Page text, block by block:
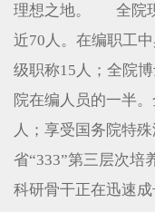
理想之地。 全院现
近70人。在编职工
级职称15人；全院
院在编人员的一半
人；享受国务院特
省“333”第三层次培
科研骨干正在迅速成